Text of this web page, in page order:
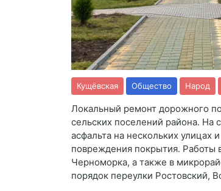
Кущёвская Общество Народ
Локальный ремонт дорожного
сельских поселений района. На
асфальта на нескольких
повреждения покрытия. Работы
Черноморка, а также в
порядок переулки Ростовский,